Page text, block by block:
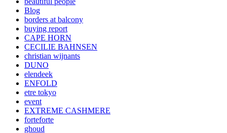
Blog
borders at balcony
buying report
CAPE HORN
CECILIE BAHNSEN
christian wijnants
DUNO
elendeek
ENFOLD
etre tokyo
event
EXTREME CASHMERE
forteforte
ghoud